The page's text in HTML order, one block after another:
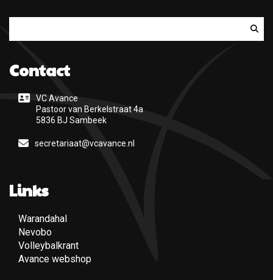
Contact
VC Avance
Pastoor van Berkelstraat 4a
5836 BJ Sambeek
secretariaat@vcavance.nl
Links
Warandahal
Nevobo
Volleybalkrant
Avance webshop